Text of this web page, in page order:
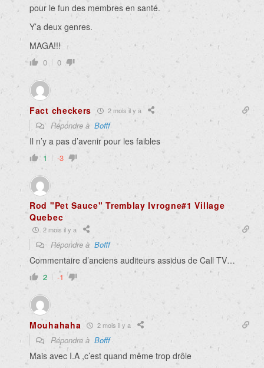
pour le fun des membres en santé.
Y’a deux genres.
MAGA!!!
0 0
Fact checkers 2 mois il y a
Répondre à Bofff
Il n’y a pas d’avenir pour les faibles
1 -3
Rod "Pet Sauce" Tremblay Ivrogne#1 Village
Quebec
2 mois il y a
Répondre à Bofff
Commentaire d’anciens auditeurs assidus de Call TV…
2 -1
Mouhahaha 2 mois il y a
Répondre à Bofff
Mais avec I.A ,c’est quand même trop drôle